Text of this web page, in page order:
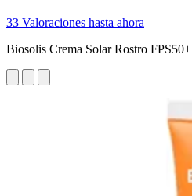
33 Valoraciones hasta ahora
Biosolis Crema Solar Rostro FPS50+